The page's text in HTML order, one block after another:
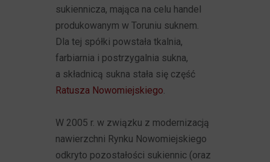
sukiennicza, mająca na celu handel
produkowanym w Toruniu suknem.
Dla tej spółki powstała tkalnia,
farbiarnia i postrzygalnia sukna,
a składnicą sukna stała się część
Ratusza Nowomiejskiego.
W 2005 r. w związku z modernizacją
nawierzchni Rynku Nowomiejskiego
odkryto pozostałości sukiennic (oraz